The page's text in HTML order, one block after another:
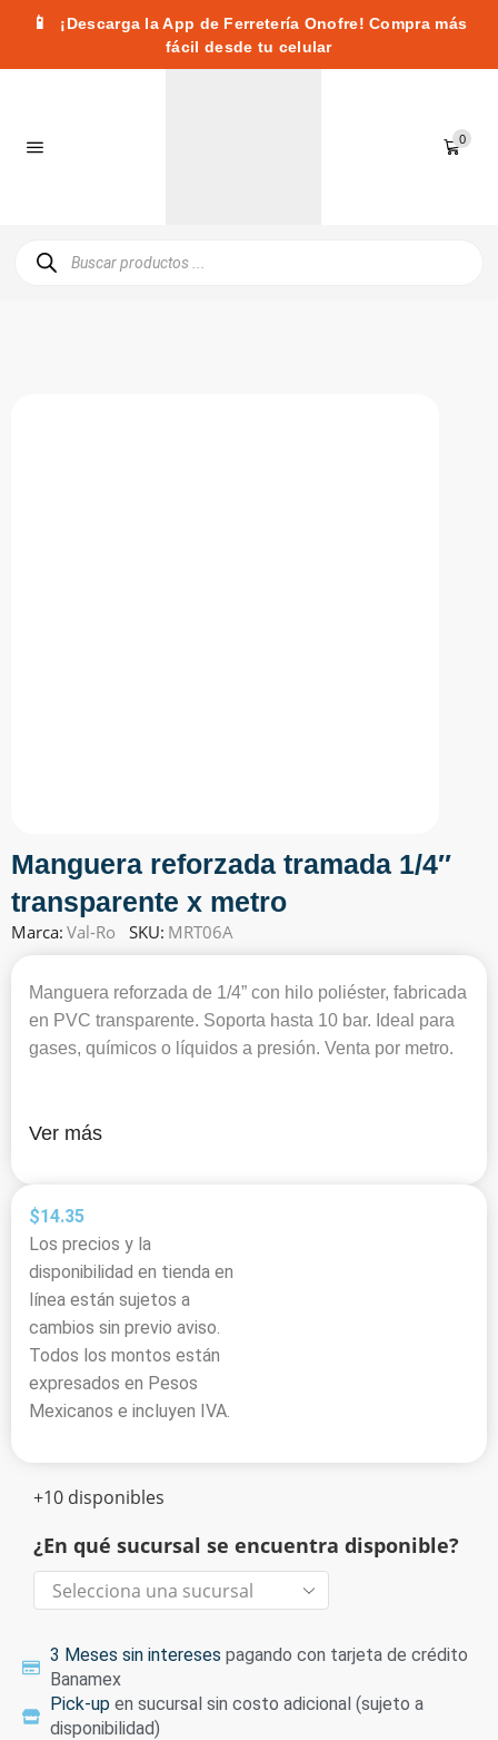
📱
¡Descarga la App de Ferretería Onofre! Compra más
fácil desde tu celular
0
Manguera reforzada tramada 1/4″
transparente x metro
Marca: Val-Ro SKU: MRT06A
Manguera reforzada de 1/4” con hilo poliéster, fabricada
en PVC transparente. Soporta hasta 10 bar. Ideal para
gases, químicos o líquidos a presión. Venta por metro.
Ver más
$14.35
Los precios y la
disponibilidad en tienda en
línea están sujetos a
cambios sin previo aviso.
Todos los montos están
expresados en Pesos
Mexicanos e incluyen IVA.
+10 disponibles
¿En qué sucursal se encuentra disponible?
3 Meses sin intereses pagando con tarjeta de crédito
Banamex
Pick-up en sucursal sin costo adicional (sujeto a
disponibilidad)